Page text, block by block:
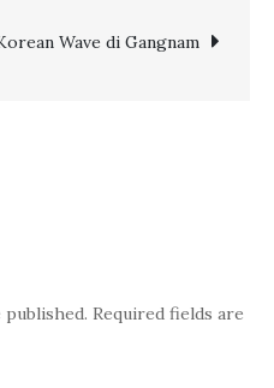
Wave di Gangnam
Required fields are